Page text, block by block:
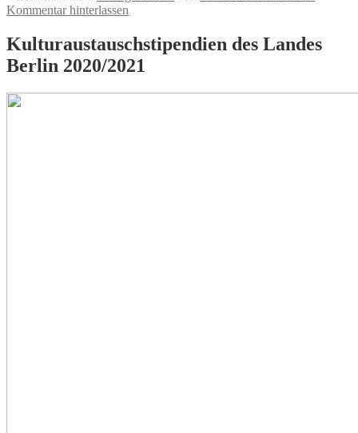
Kommentar hinterlassen
Kulturaustauschstipendien des Landes
Berlin 2020/2021